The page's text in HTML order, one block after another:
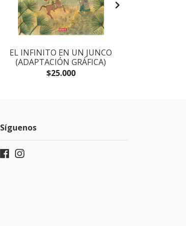
EL INFINITO EN UN JUNCO
(ADAPTACIÓN GRÁFICA)
$25.000
Síguenos